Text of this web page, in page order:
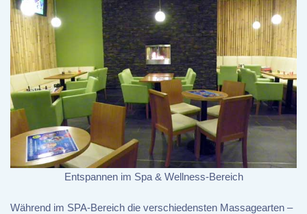
Entspannen im Spa & Wellness-Bereich
Während im SPA-Bereich die verschiedensten Massagearten –